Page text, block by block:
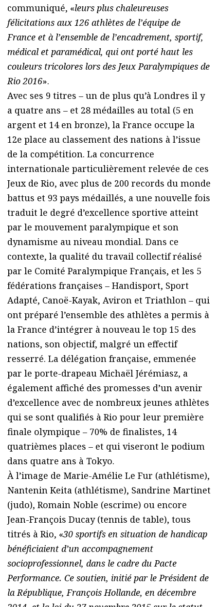
communiqué, «leurs plus chaleureuses
félicitations aux 126 athlètes de l’équipe de
France et à l’ensemble de l’encadrement, sportif,
médical et paramédical, qui ont porté haut les
couleurs tricolores lors des Jeux Paralympiques de
Rio 2016».
Avec ses 9 titres – un de plus qu’à Londres il y
a quatre ans – et 28 médailles au total (5 en
argent et 14 en bronze), la France occupe la
12e place au classement des nations à l’issue
de la compétition. La concurrence
internationale particulièrement relevée de ces
Jeux de Rio, avec plus de 200 records du monde
battus et 93 pays médaillés, a une nouvelle fois
traduit le degré d’excellence sportive atteint
par le mouvement paralympique et son
dynamisme au niveau mondial. Dans ce
contexte, la qualité du travail collectif réalisé
par le Comité Paralympique Français, et les 5
fédérations françaises – Handisport, Sport
Adapté, Canoë-Kayak, Aviron et Triathlon – qui
ont préparé l’ensemble des athlètes a permis à
la France d’intégrer à nouveau le top 15 des
nations, son objectif, malgré un effectif
resserré. La délégation française, emmenée
par le porte-drapeau Michaël Jérémiasz, a
également affiché des promesses d’un avenir
d’excellence avec de nombreux jeunes athlètes
qui se sont qualifiés à Rio pour leur première
finale olympique – 70% de finalistes, 14
quatrièmes places – et qui viseront le podium
dans quatre ans à Tokyo.
À l’image de Marie-Amélie Le Fur (athlétisme),
Nantenin Keita (athlétisme), Sandrine Martinet
(judo), Romain Noble (escrime) ou encore
Jean-François Ducay (tennis de table), tous
titrés à Rio, «30 sportifs en situation de handicap
bénéficiaient d’un accompagnement
socioprofessionnel, dans le cadre du Pacte
Performance. Ce soutien, initié par le Président de
la République, François Hollande, en décembre